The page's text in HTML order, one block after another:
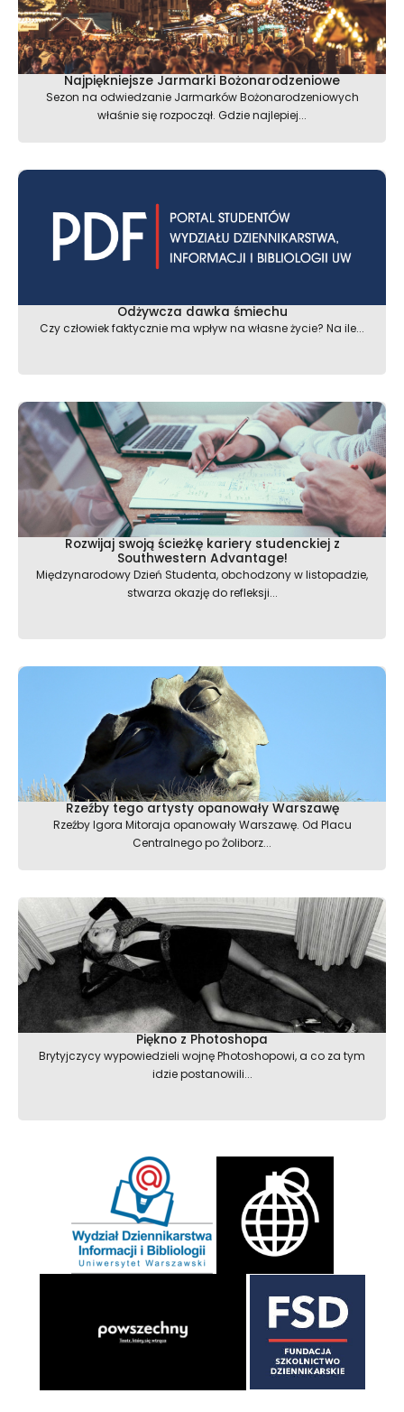
Najpiękniejsze Jarmarki Bożonarodzeniowe
Sezon na odwiedzanie Jarmarków Bożonarodzeniowych
właśnie się rozpoczął. Gdzie najlepiej...
Odżywcza dawka śmiechu
Czy człowiek faktycznie ma wpływ na własne życie? Na ile...
Rozwijaj swoją ścieżkę kariery studenckiej z
Southwestern Advantage!
Międzynarodowy Dzień Studenta, obchodzony w listopadzie,
stwarza okazję do refleksji...
Rzeźby tego artysty opanowały Warszawę
Rzeźby Igora Mitoraja opanowały Warszawę. Od Placu
Centralnego po Żoliborz...
Piękno z Photoshopa
Brytyjczycy wypowiedzieli wojnę Photoshopowi, a co za tym
idzie postanowili...